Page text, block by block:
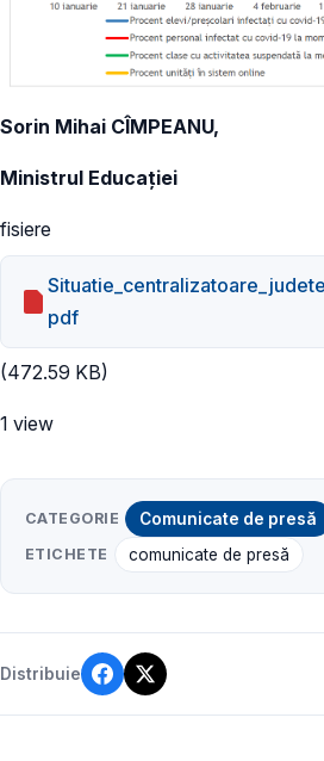
Sorin Mihai CÎMPEANU,
Ministrul Educației
fisiere
pdf
(472.59 KB)
1 view
CATEGORIE Comunicate de presă
ETICHETE comunicate de presă
Distribuie